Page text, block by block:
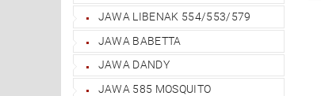
JAWA LIBENAK 554/553/579
JAWA BABETTA
JAWA DANDY
JAWA 585 MOSQUITO